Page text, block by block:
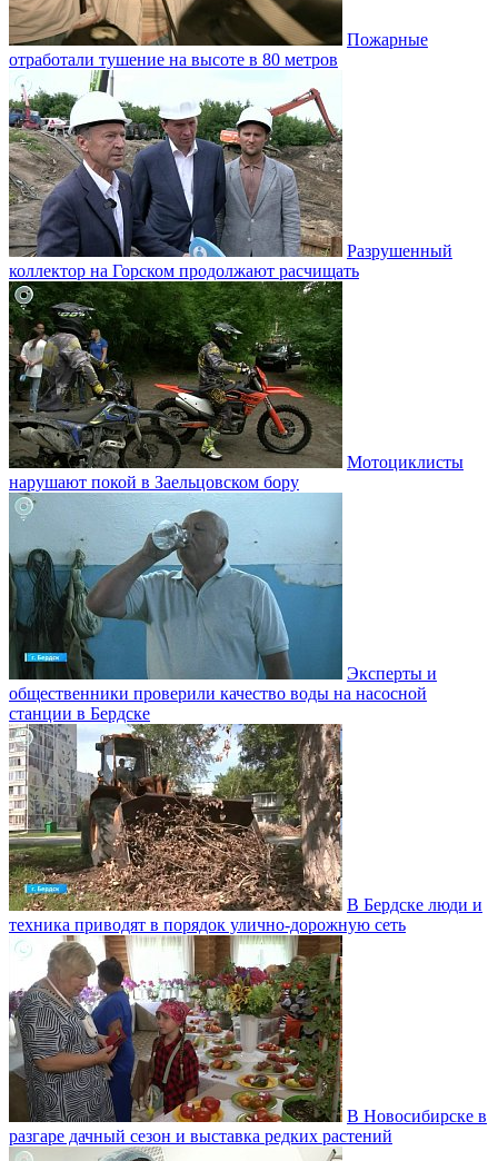
Пожарные
отработали тушение на высоте в 80 метров
Разрушенный
коллектор на Горском продолжают расчищать
Мотоциклисты
нарушают покой в Заельцовском бору
Эксперты и
общественники проверили качество воды на насосной
станции в Бердске
В Бердске люди и
техника приводят в порядок улично‑дорожную сеть
В Новосибирске в
разгаре дачный сезон и выставка редких растений